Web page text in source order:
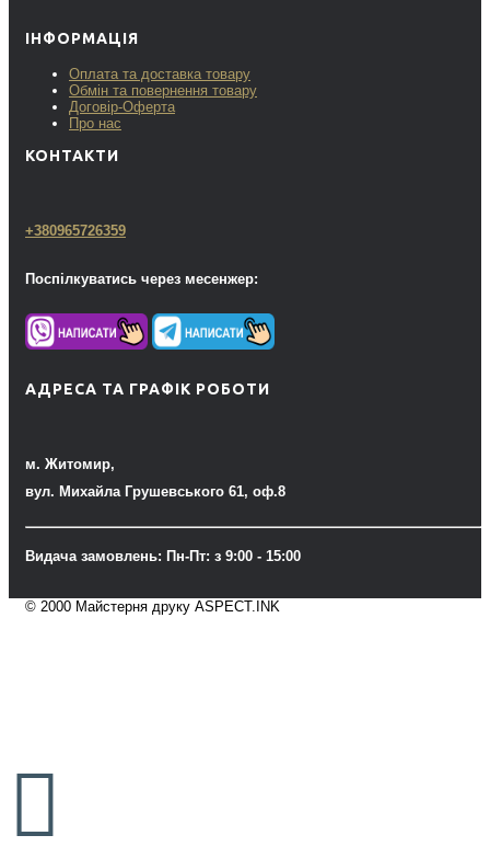
ІНФОРМАЦІЯ
Оплата та доставка товару
Обмін та повернення товару
Договір-Оферта
Про нас
КОНТАКТИ
+380965726359
Поспілкуватись через месенжер:
АДРЕСА ТА ГРАФІК РОБОТИ
м. Житомир,
вул. Михайла Грушевського 61, оф.8
Видача замовлень: Пн-Пт: з 9:00 - 15:00
© 2000 Майстерня друку ASPECT.INK